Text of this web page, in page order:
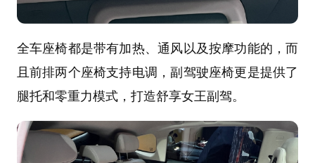
全车座椅都是带有加热、通风以及按摩功能的，而
且前排两个座椅支持电调，副驾驶座椅更是提供了
腿托和零重力模式，打造舒享女王副驾。